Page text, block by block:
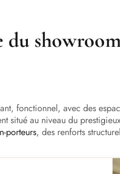
fonctionnel, avec des
situé au niveau du
porteurs, des renforts